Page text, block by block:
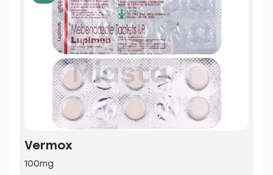
Vermox
100mg